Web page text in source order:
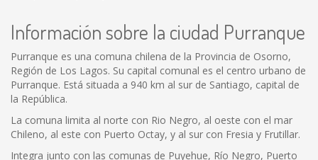
Información sobre la ciudad Purranque
Purranque es una comuna chilena de la Provincia de Osorno,
Región de Los Lagos. Su capital comunal es el centro urbano de
Purranque. Está situada a 940 km al sur de Santiago, capital de
la República.
La comuna limita al norte con Rio Negro, al oeste con el mar
Chileno, al este con Puerto Octay, y al sur con Fresia y Frutillar.
Integra junto con las comunas de Puyehue, Río Negro, Puerto